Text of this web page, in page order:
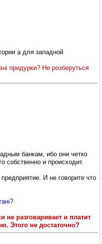
а для западной
придурки? Не розберуться
банкам, ибо они четко
собственно и происходит.
И не говорите что
не разговаривает и платит
Этого не достаточно?